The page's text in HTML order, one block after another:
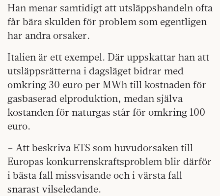
Han menar samtidigt att utsläppshandeln ofta
får bära skulden för problem som egentligen
har andra orsaker.
Italien är ett exempel. Där uppskattar han att
utsläppsrätterna i dagsläget bidrar med
omkring 30 euro per MWh till kostnaden för
gasbaserad elproduktion, medan själva
kostanden för naturgas står för omkring 100
euro.
– Att beskriva ETS som huvudorsaken till
Europas konkurrenskraftsproblem blir därför
i bästa fall missvisande och i värsta fall
snarast vilseledande.